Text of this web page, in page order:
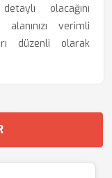
olacağını
verimli
düzenli olarak